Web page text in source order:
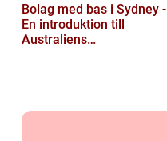
Bolag med bas i Sydney -
En introduktion till
Australiens